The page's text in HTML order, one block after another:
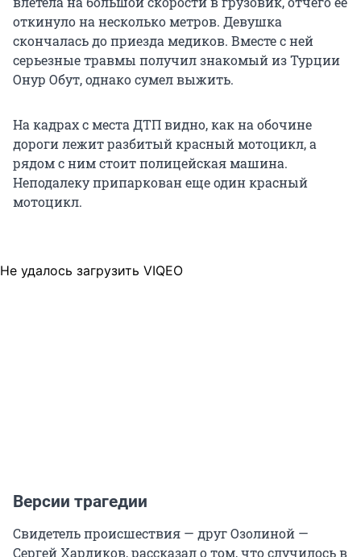
откинуло на несколько метров. Девушка
скончалась до приезда медиков. Вместе с ней
серьезные травмы получил знакомый из Турции
Онур Обут, однако сумел выжить.
На кадрах с места ДТП видно, как на обочине
дороги лежит разбитый красный мотоцикл, а
рядом с ним стоит полицейская машина.
Неподалеку припаркован еще один красный
мотоцикл.
Не удалось загрузить VIQEO
Версии трагедии
Свидетель происшествия — друг Озолиной —
Сергей Хардиков, рассказал о том, что случилось в